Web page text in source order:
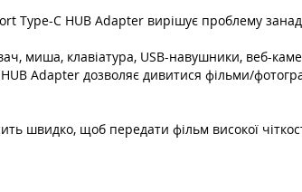
Type-C HUB Adapter вирішує проблему
миша, клавіатура, USB-навушники, веб-
Adapter дозволяє дивитися фільми/
швидко, щоб передати фільм високої